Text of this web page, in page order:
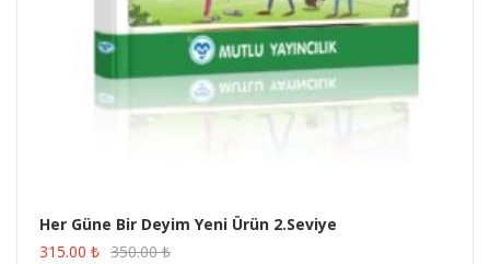
Her Güne Bir Deyim Yeni Ürün 2.Seviye
315.00 ₺ 350.00₺